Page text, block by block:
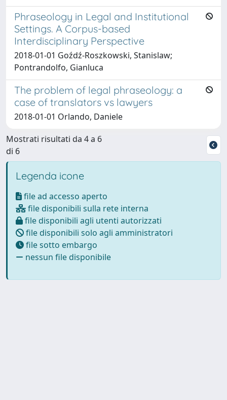
Phraseology in Legal and Institutional
Settings. A Corpus-based
Interdisciplinary Perspective
2018-01-01 Goźdź-Roszkowski, Stanislaw;
Pontrandolfo, Gianluca
The problem of legal phraseology: a
case of translators vs lawyers
2018-01-01 Orlando, Daniele
Mostrati risultati da 4 a 6
di 6
Legenda icone
file ad accesso aperto
file disponibili sulla rete interna
file disponibili agli utenti autorizzati
file disponibili solo agli amministratori
file sotto embargo
nessun file disponibile